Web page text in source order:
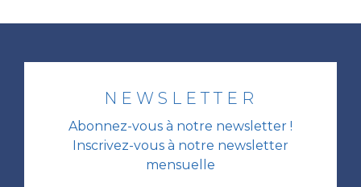
NEWSLETTER
Abonnez-vous à notre newsletter !
Inscrivez-vous à notre newsletter
mensuelle